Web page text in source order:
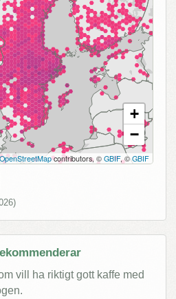
+
−
OpenStreetMapcontributors, © GBIF, ©GBIF
)
vill ha riktigt gott kaffe med